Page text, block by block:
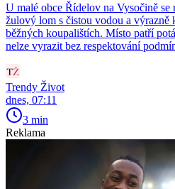
U malé obce Řídelov na Vysočině
žulový lom s čistou vodou a výrazně
běžných koupalištích. Místo patří
nelze vyrazit bez respektování
Trendy Život
dnes, 07:11
3 min
Reklama